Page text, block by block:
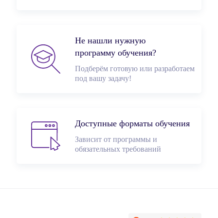
Не нашли нужную
программу обучения?
Подберём готовую или разработаем
под вашу задачу!
Доступные форматы обучения
Зависит от программы и
обязательных требований